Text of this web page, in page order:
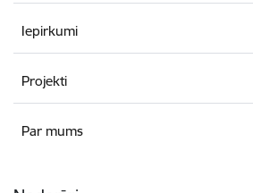
Iepirkumi
Projekti
Par mums